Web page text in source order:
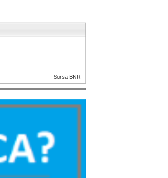
Sursa BNR